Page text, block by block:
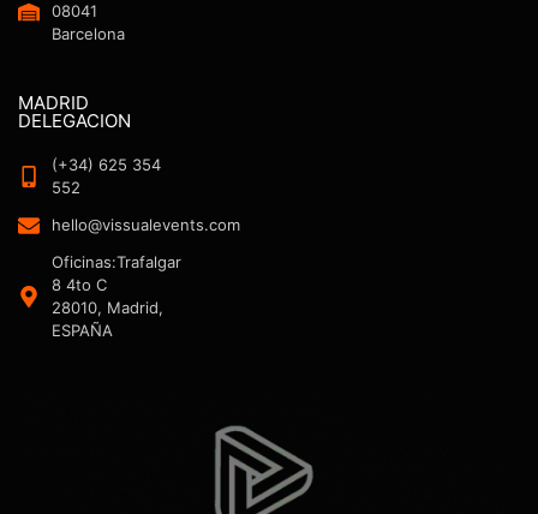
08041
Barcelona
MADRID
DELEGACION
(+34) 625 354
552
hello@vissualevents.com
Oficinas:Trafalgar
8 4to C
28010, Madrid,
ESPAÑA